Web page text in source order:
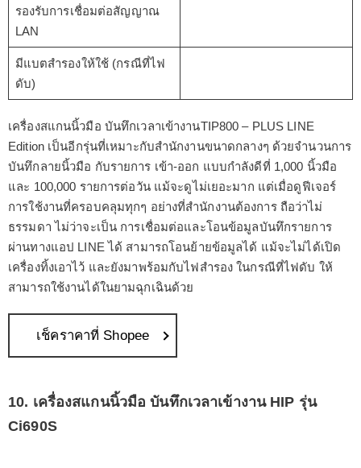
รองรับการเชื่อมต่อสัญญาณ
LAN
มีแบตสำรองให้ใช้ (กรณีที่ไฟ
ดับ)
เครื่องสแกนนิ้วมือ บันทึกเวลาเข้างานTIP800 – PLUS LINE
Edition เป็นอีกรุ่นที่เหมาะกับสำนักงานขนาดกลางๆ ด้วยจำนวนการ
บันทึกลายนิ้วมือ กับรายการ เข้า-ออก แบบกำลังดีที่ 1,000 นิ้วมือ
และ 100,000 รายการต่อวัน แม้จะดูไม่เยอะมาก แต่เมื่อดูฟีเจอร์
การใช้งานที่ครอบคลุมทุกๆ อย่างที่สำนักงานต้องการ ถือว่าไม่
ธรรมดา ไม่ว่าจะเป็น การเชื่อมต่อและโอนข้อมูลบันทึกรายการ
ผ่านทางแอป LINE ได้ สามารถโอนย้ายข้อมูลได้ แม้จะไม่ได้เปิด
เครื่องทิ้งเอาไว้ และยังมาพร้อมกับไฟสำรอง ในกรณีที่ไฟดับ ให้
สามารถใช้งานได้ในยามฉุกเฉินด้วย
เช็คราคาที่ Shopee
10. เครื่องสแกนนิ้วมือ บันทึกเวลาเข้างาน HIP รุ่น
Ci690S